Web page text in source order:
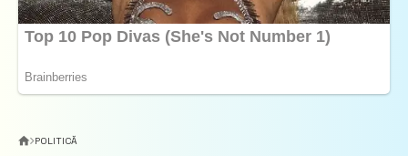
POLITICĂ